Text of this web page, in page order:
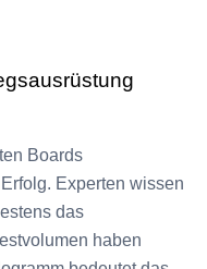
Boards
Experten wissen
das
haben